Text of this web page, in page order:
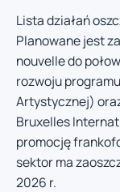
Lista działań
Planowane jest
nouvelle do
rozwoju
Artystycznej)
Bruxelles
promocję
sektor ma
2026 r.